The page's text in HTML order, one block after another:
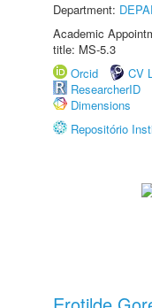
Department:
Academic
title: MS-5.3
Orcid
CV
ResearcherID
Dimensions
Repositório